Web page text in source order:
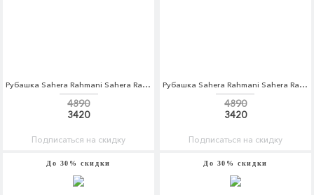
Рубашка Sahera Rahmani Sahera Rahmani MP002XM0W5IG
4890
3420
Подписаться на скидку
Рубашка Sahera Rahmani Sahera Rahmani MP002XM0W5IL
4890
3420
Подписаться на скидку
До 30% скидки До 30% скидки